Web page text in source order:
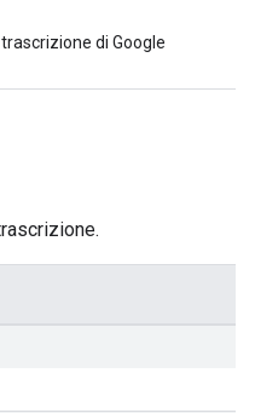
di Google